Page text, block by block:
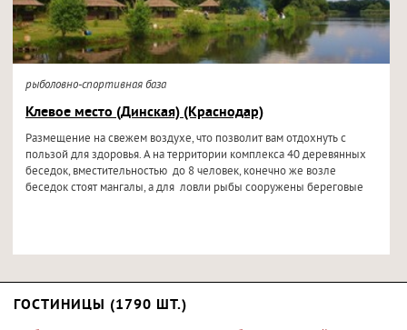
рыболовно-спортивная база
Клевое место (Динская) (Краснодар)
Размещение на свежем воздухе, что позволит вам отдохнуть с
пользой для здоровья. А на территории комплекса 40 деревянных
беседок, вместительностью до 8 человек, конечно же возле
беседок стоят мангалы, а для ловли рыбы сооружены береговые
ГОСТИНИЦЫ (1790 ШТ.)